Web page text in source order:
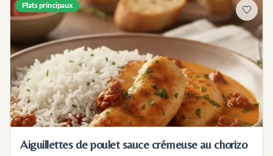
Plats principaux
Aiguillettes de poulet sauce crémeuse au chorizo